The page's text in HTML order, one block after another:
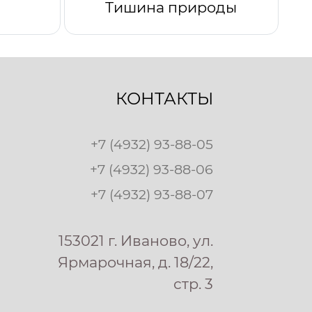
Тишина природы
КОНТАКТЫ
+7 (4932) 93-88-05
+7 (4932) 93-88-06
+7 (4932) 93-88-07
153021 г. Иваново, ул.
Ярмарочная, д. 18/22,
стр. 3